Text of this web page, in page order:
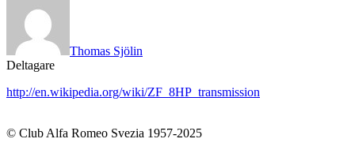
Thomas Sjölin
Deltagare
http://en.wikipedia.org/wiki/ZF_8HP_transmission
© Club Alfa Romeo Svezia 1957-2025